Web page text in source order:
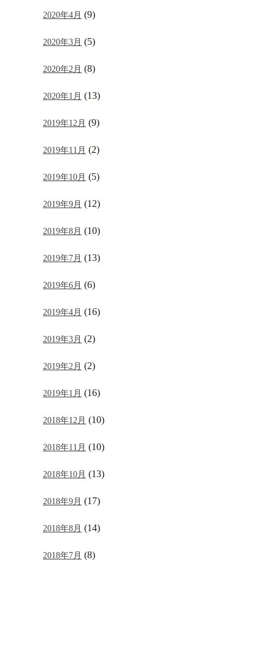
2020年4月 (9)
2020年3月 (5)
2020年2月 (8)
2020年1月 (13)
2019年12月 (9)
2019年11月 (2)
2019年10月 (5)
2019年9月 (12)
2019年8月 (10)
2019年7月 (13)
2019年6月 (6)
2019年4月 (16)
2019年3月 (2)
2019年2月 (2)
2019年1月 (16)
2018年12月 (10)
2018年11月 (10)
2018年10月 (13)
2018年9月 (17)
2018年8月 (14)
2018年7月 (8)